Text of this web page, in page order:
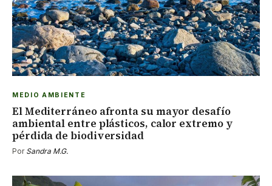
MEDIO AMBIENTE
El Mediterráneo afronta su mayor desafío
ambiental entre plásticos, calor extremo y
pérdida de biodiversidad
Por Sandra M.G.